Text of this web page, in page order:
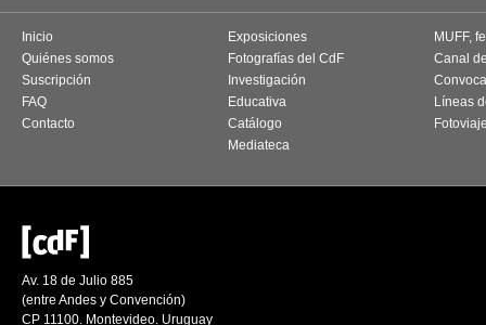
Inicio
Quiénes somos
Suscripción
FAQ
Contacto
Exposiciones
Fotografías del CdF
Investigación
Educativa
Catálogo
Mediateca
MUFF,
Canal
Líneas
Av. 18 de Julio 885
(entre Andes y Convención)
CP 11100. Montevideo. Uruguay